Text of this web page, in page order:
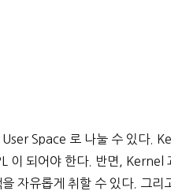
Space 로 나눌 수 있다.
이 되어야 한다. 반면, Kernel
자유롭게 취할 수 있다. 그리